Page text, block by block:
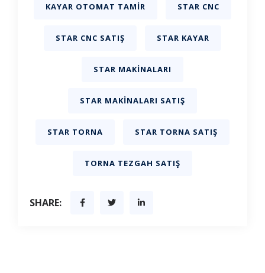
KAYAR OTOMAT TAMIR STAR CNC
STAR CNC SATIŞ STAR KAYAR
STAR MAKINALARI
STAR MAKINALARI SATIŞ
STAR TORNA STAR TORNA SATIŞ
TORNA TEZGAH SATIŞ
SHARE: